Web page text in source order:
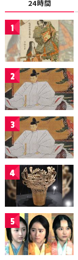
24時間
1
2
3
4
5